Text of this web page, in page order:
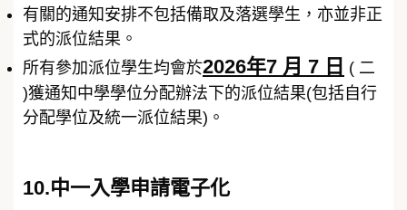
有關的通知安排不包括備取及落選學生，亦並非正
式的派位結果。
所有參加派位學生均會於2026年7 月 7 日 ( 二
)獲通知中學學位分配辦法下的派位結果(包括自行
分配學位及統一派位結果)。
10.中一入學申請電子化